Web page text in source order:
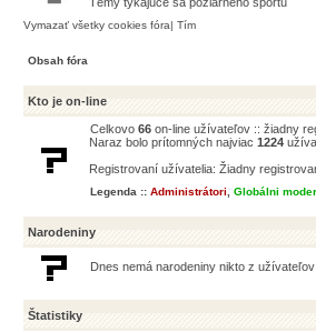
Vymazať všetky cookies fóra| Tím
Obsah fóra
Kto je on-line
Celkovo 66 on-line užívateľov :: žiadny
Naraz bolo prítomných najviac 1224
Registrovaní užívatelia: Žiadny
Legenda :: Administrátori Globálni
Narodeniny
Dnes nemá narodeniny nikto z užívateľov
Štatistiky